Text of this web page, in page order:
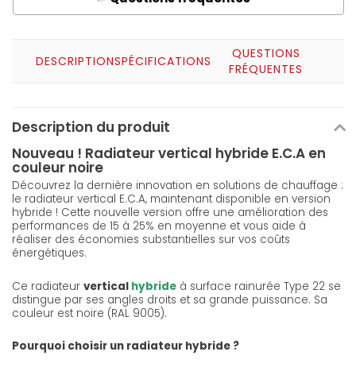
DESCRIPTIONSPÉCIFICATIONS
QUESTIONS
FRÉQUENTES
Description du produit
Nouveau ! Radiateur vertical hybride E.C.A en
couleur noire
Découvrez la dernière innovation en solutions de chauffage :
le radiateur vertical E.C.A, maintenant disponible en version
hybride ! Cette nouvelle version offre une amélioration des
performances de 15 à 25% en moyenne et vous aide à
réaliser des économies substantielles sur vos coûts
énergétiques.
Ce radiateur vertical hybride à surface rainurée Type 22 se
distingue par ses angles droits et sa grande puissance. Sa
couleur est noire (RAL 9005).
Pourquoi choisir un radiateur hybride ?